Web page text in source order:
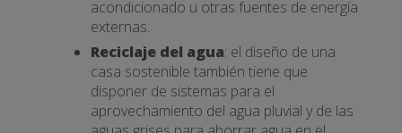
acondicionado u otras fuentes de energía
externas.
Reciclaje del agua: el diseño de una
casa sostenible también tiene que
disponer de sistemas para el
aprovechamiento del agua pluvial y de las